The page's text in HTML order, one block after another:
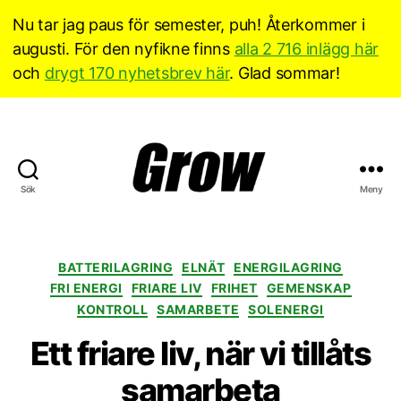
Nu tar jag paus för semester, puh! Återkommer i
augusti. För den nyfikne finns alla 2 716 inlägg här
och drygt 170 nyhetsbrev här. Glad sommar!
Sök Meny
Kategorier
BATTERILAGRING ELNÄT ENERGILAGRING
FRI ENERGI
FRIARE LIV FRIHET
GEMENSKAP
KONTROLL
SAMARBETE SOLENERGI
Ett friare liv, när vi tillåts
samarbeta